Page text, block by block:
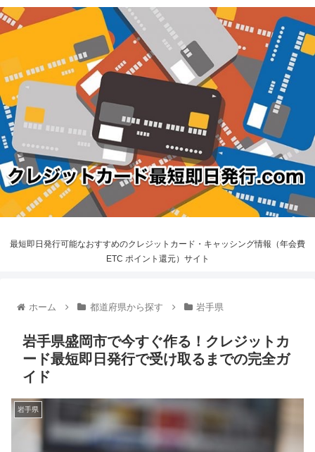
最短即日発行可能なおすすめのクレジットカード・キャッシング情報（年会費
ETC ポイント還元）サイト
ホーム 都道府県から探す 岩手県
岩手県盛岡市で今すぐ作る！クレジットカ
ード最短即日発行で受け取るまでの完全ガ
イド
岩手県